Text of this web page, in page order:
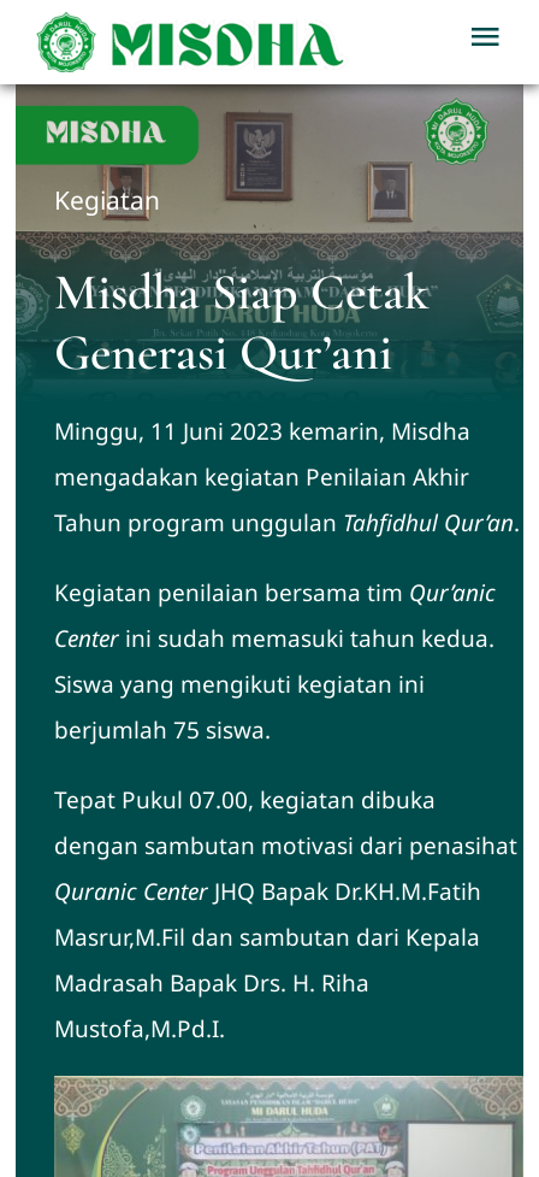
Skip
content
Home
Profil
Berita
Kegiatan
Download
PPDB
Hubungi Kami
Kegiatan
Misdha Siap Cetak
Generasi Qur’ani
Minggu, 11 Juni 2023 kemarin, Misdha
mengadakan kegiatan Penilaian Akhir
Tahun program unggulan Tahfidhul Qur’an.
Kegiatan penilaian bersama tim Qur’anic
Centerini sudah memasuki tahun kedua.
Siswa yang mengikuti kegiatan ini
berjumlah 75 siswa.
Tepat Pukul 07.00, kegiatan dibuka
dengan sambutan motivasi dari penasihat
Quranic CenterJHQ Bapak Dr.KH.M.Fatih
Masrur,M.Fil dan sambutan dari Kepala
Madrasah Bapak Drs. H. Riha
Mustofa,M.Pd.I.